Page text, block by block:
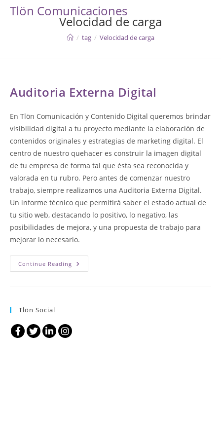
SkipTlön Comunicaciones
Velocidad de carga
/ tag / Velocidad de carga
Auditoria Externa Digital
En Tlön Comunicación y Contenido Digital queremos brindar
visibilidad digital a tu proyecto mediante la elaboración de
contenidos originales y estrategias de marketing digital. El
centro de nuestro quehacer es construir la imagen digital
de tu empresa de forma tal que ésta sea reconocida y
valorada en tu rubro. Pero antes de comenzar nuestro
trabajo, siempre realizamos una Auditoria Externa Digital.
Un informe técnico que permitirá saber el estado actual de
tu sitio web, destacando lo positivo, lo negativo, las
posibilidades de mejora, y una propuesta de trabajo para
mejorar lo necesario.
Continue Reading Auditoria
Externa
Tlön Social